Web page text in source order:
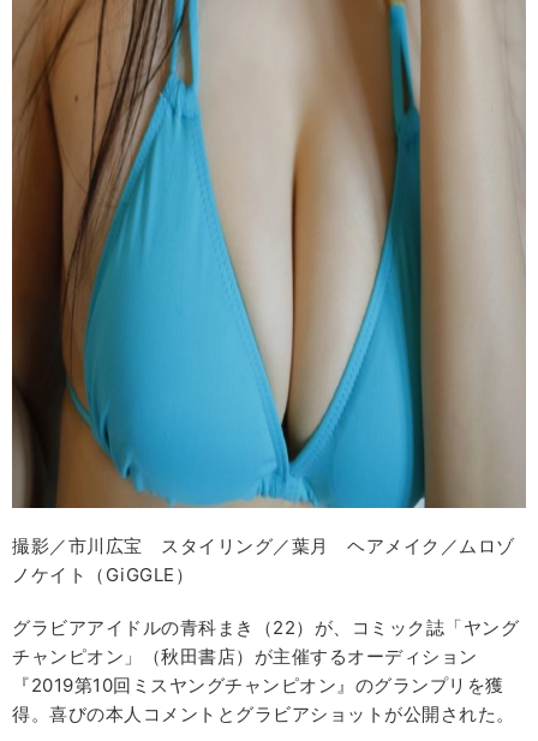
撮影／市川広宝 スタイリング／葉月 ヘアメイク／ムロゾ
ノケイト（GiGGLE）
グラビアアイドルの青科まき（22）が、コミック誌「ヤング
チャンピオン」（秋田書店）が主催するオーディション
『2019第10回ミスヤングチャンピオン』のグランプリを獲
得。喜びの本人コメントとグラビアショットが公開された。